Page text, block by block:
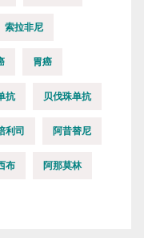
索拉非尼
胃癌
抗 贝伐珠单抗
利司 阿昔替尼
布 阿那莫林